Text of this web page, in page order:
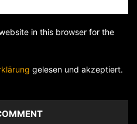
in this browser for the
gelesen und akzeptiert.